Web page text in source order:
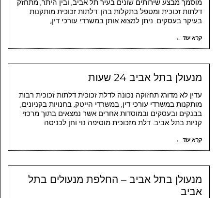
מוסמך מבצע שירותים שונים בעיר תל אביב, ובין היתר, מתחזק
דלתות זכוכית ומטפל בתקלות בהן. דלתות זכוכית מותקנות
בעיקר בעסקים. ניתן למצוא אותן במשרדי עורכי דין,
קרא עוד ←
מנעולן בתל אביב 24 שעות
עדין לא מדורג תחזוקה נכונה לדלת זכוכית דלתות זכוכית רבות
מותקנות במשרדי עורכי דין, במשרדי הייטק, בחנויות בקניונים,
בבנקים ובעסקים ובמוסדות אחרים אשר נמצאים בתוך מרכזי
קניות בתל אביב. דלת מזכוכית מוסיפה נוי וחן לכניסה
קרא עוד ←
מנעולן בתל אביב – החלפת מנעולים בתל
אביב